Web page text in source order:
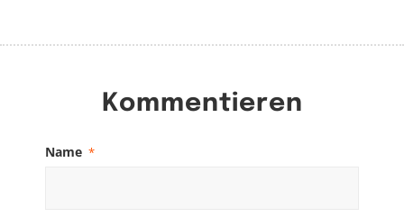
Kommentieren
Name *